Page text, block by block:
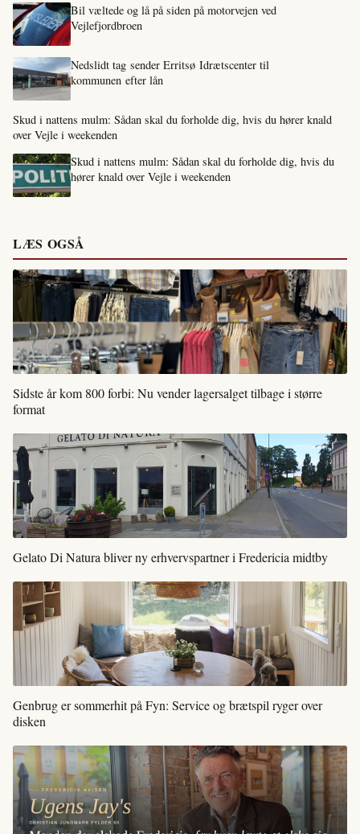
Bil væltede og lå på siden på motorvejen ved
Vejlefjordbroen
Nedslidt tag sender Erritsø Idrætscenter til
kommunen efter lån
Skud i nattens mulm: Sådan skal du forholde dig, hvis du hører knald
over Vejle i weekenden
Skud i nattens mulm: Sådan skal du forholde dig, hvis du
hører knald over Vejle i weekenden
LÆS OGSÅ
Sidste år kom 800 forbi: Nu vender lagersalget tilbage i større
format
Gelato Di Natura bliver ny erhvervspartner i Fredericia midtby
Genbrug er sommerhit på Fyn: Service og brætspil ryger over
disken